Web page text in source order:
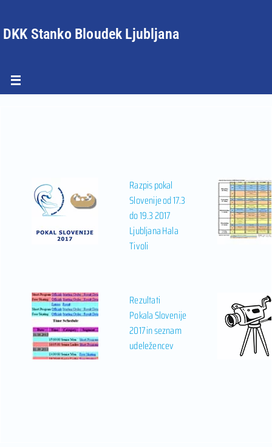
DKK Stanko Bloudek Ljubljana
Razpis pokal
Slovenije od 17.3
do 19.3 2017
Ljubljana Hala
Tivoli
Rezultati
Pokala Slovenije
2017 in seznam
udeležencev